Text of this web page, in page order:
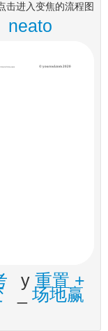
击进入变焦的流程图
neato
y重置 +
_场地赢